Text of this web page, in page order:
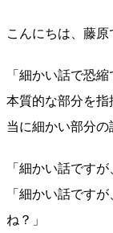
こんにちは、藤原
「細かい話で恐
本質的な部分を
当に細かい部分の
「細かい話です
「細かい話です
ね？」